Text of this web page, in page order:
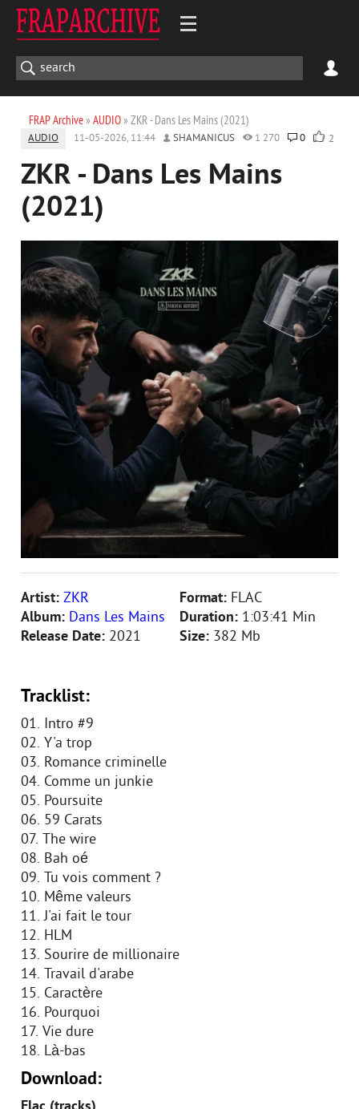
FRAP Archive» AUDIO» ZKR - Dans Les Mains (2021)
AUDIO 11-05-2026, 11:44 SHAMANICUS 1 270 0 2
ZKR - Dans Les Mains
(2021)
Artist: ZKR
Album: Dans Les Mains
Release Date: 2021
Format: FLAC
Duration: 1:03:41 Min
Size: 382 Mb
Tracklist:
01. Intro #9
02. Y'a trop
03. Romance criminelle
04. Comme un junkie
05. Poursuite
06. 59 Carats
07. The wire
08. Bah oé
09. Tu vois comment ?
10. Même valeurs
11. J'ai fait le tour
12. HLM
13. Sourire de millionaire
14. Travail d'arabe
15. Caractère
16. Pourquoi
17. Vie dure
18. Là-bas
Download: